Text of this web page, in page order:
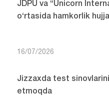
JDPU va “Unicorn
o‘rtasida hamkorlik
16/07/2026
Jizzaxda test
etmoqda